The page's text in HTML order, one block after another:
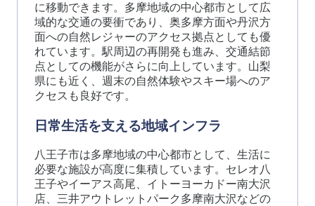
に移動できます。多摩地域の中心都市として広
域的な交通の要衝であり、奥多摩方面や丹沢方
面への自然レジャーのアクセス拠点としても優
れています。駅周辺の再開発も進み、交通結節
点としての機能がさらに向上しています。山梨
県にも近く、週末の自然体験やスキー場へのア
クセスも良好です。
日常生活を支える地域インフラ
八王子市は多摩地域の中心都市として、生活に
必要な施設が高度に集積しています。セレオ八
王子やイーアス高尾、イトーヨーカドー南大沢
店、三井アウトレットパーク多摩南大沢などの